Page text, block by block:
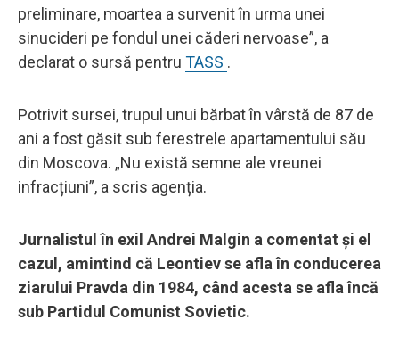
preliminare, moartea a survenit în urma unei
sinucideri pe fondul unei căderi nervoase”, a
declarat o sursă pentru TASS .
Potrivit sursei, trupul unui bărbat în vârstă de 87 de
ani a fost găsit sub ferestrele apartamentului său
din Moscova. „Nu există semne ale vreunei
infracțiuni”, a scris agenția.
Jurnalistul în exil Andrei Malgin a comentat și el
cazul, amintind că Leontiev se afla în conducerea
ziarului Pravda din 1984, când acesta se afla încă
sub Partidul Comunist Sovietic.